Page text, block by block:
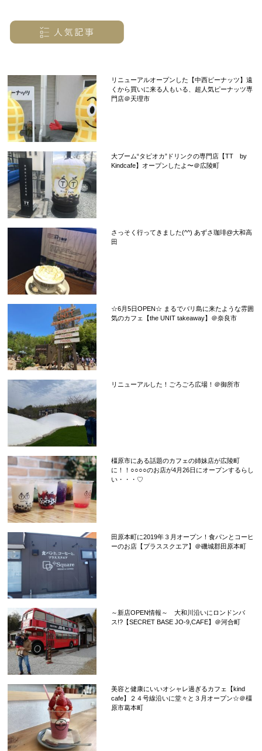
リニューアルオープンした【中西ピーナッツ】遠
くから買いに来る人もいる、超人気ピーナッツ専
門店＠天理市
大ブーム“タピオカ”ドリンクの専門店【TT by
Kindcafe】オープンしたよ〜＠広陵町
さっそく行ってきました(^^) あずさ珈琲@大和高
田
☆6月5日OPEN☆ まるでバリ島に来たような雰囲
気のカフェ【the UNIT takeaway】＠奈良市
リニューアルした！ごろごろ広場！＠御所市
橿原市にある話題のカフェの姉妹店が広陵町
に！！○○○○のお店が4月26日にオープンするらし
い・・・♡
田原本町に2019年３月オープン！食パンとコーヒ
ーのお店【プラススクエア】＠磯城郡田原本町
～新店OPEN情報～ 大和川沿いにロンドンバ
ス!?【SECRET BASE JO-9,CAFE】＠河合町
美容と健康にいいオシャレ過ぎるカフェ【kind
cafe】２４号線沿いに堂々と３月オープン☆＠橿
原市葛本町